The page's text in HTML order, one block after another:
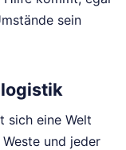
sein
sich eine Welt
und jeder